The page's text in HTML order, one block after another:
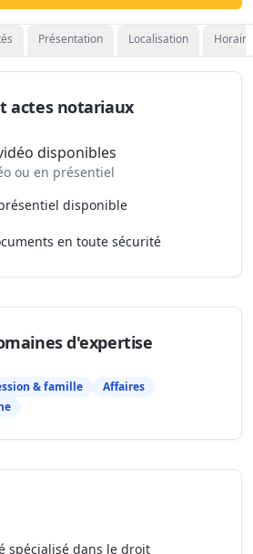
Présentation Localisation
actes notariaux
disponibles
ou en présentiel
disponible
en toute sécurité
d'expertise
& famille
Affaires
spécialisé dans le droit